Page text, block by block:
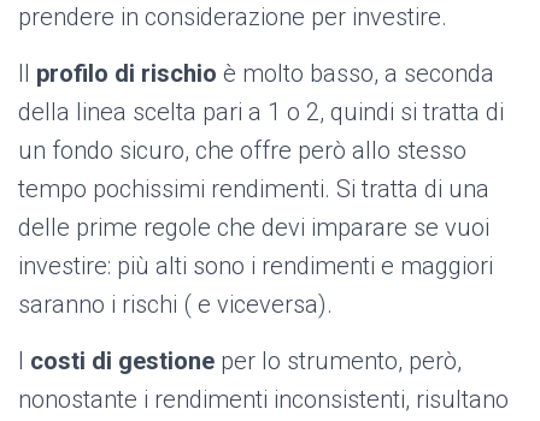
prendere in considerazione per investire.
Il profilo di rischio è molto basso, a seconda
della linea scelta pari a 1 o 2, quindi si tratta di
un fondo sicuro, che offre però allo stesso
tempo pochissimi rendimenti. Si tratta di una
delle prime regole che devi imparare se vuoi
investire: più alti sono i rendimenti e maggiori
saranno i rischi ( e viceversa).
I costi di gestione per lo strumento, però,
nonostante i rendimenti inconsistenti, risultano